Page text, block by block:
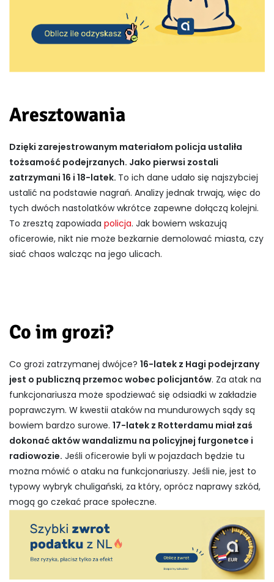
Aresztowania
Dzięki zarejestrowanym materiałom policja ustaliła
tożsamość podejrzanych. Jako pierwsi zostali
zatrzymani 16 i 18-latek. To ich dane udało się najszybciej
ustalić na podstawie nagrań. Analizy jednak trwają, więc do
tych dwóch nastolatków wkrótce zapewne dołączą kolejni.
To zresztą zapowiada policja. Jak bowiem wskazują
oficerowie, nikt nie może bezkarnie demolować miasta, czy
siać chaos walcząc na jego ulicach.
Co im grozi?
Co grozi zatrzymanej dwójce? 16-latek z Hagi podejrzany
jest o publiczną przemoc wobec policjantów. Za atak na
funkcjonariusza może spodziewać się odsiadki w zakładzie
poprawczym. W kwestii ataków na mundurowych sądy są
bowiem bardzo surowe. 17-latek z Rotterdamu miał zaś
dokonać aktów wandalizmu na policyjnej furgonetce i
radiowozie. Jeśli oficerowie byli w pojazdach będzie tu
można mówić o ataku na funkcjonariuszy. Jeśli nie, jest to
typowy wybryk chuligański, za który, oprócz naprawy szkód,
mogą go czekać prace społeczne.